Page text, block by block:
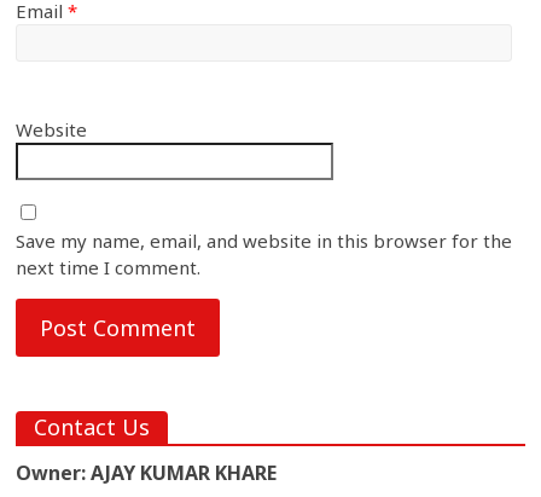
Email*
Website
Save my name, email, and website in this browser for the
next time I comment.
Contact Us
Owner: AJAY KUMAR KHARE